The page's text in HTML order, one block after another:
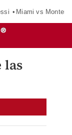
Miami vs
las